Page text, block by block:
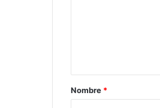
a
r
Nombre *